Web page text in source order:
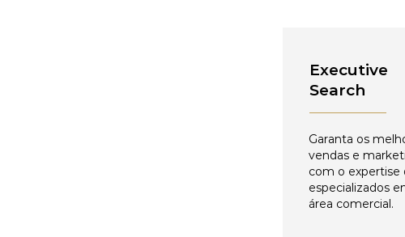
Executive
Search
Garanta os
vendas e
com o expertise
especializados
área comercial.